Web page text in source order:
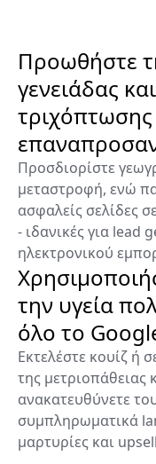
Προωθήστε
γενειάδας
Προσδιορίστε
μεταστροφή, ενώ
ασφαλείς σελίδες
- ιδανικές για lead
ηλεκτρονικού
την υγεία
όλο το
Εκτελέστε κουίζ ή
της μετριοπάθειας
ανακατευθύνετε
συμπληρωματικά
μαρτυρίες και